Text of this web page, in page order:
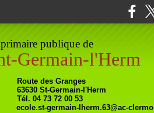
publique de
Germain-l'Herm
Route des Granges
St-Germain-l'Herm
73 72 00 53
ecole.st-germain-lherm.63@ac-